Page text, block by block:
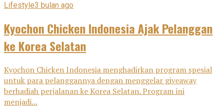
Lifestyle3 bulan ago
Kyochon Chicken Indonesia Ajak Pelanggan
ke Korea Selatan
Kyochon Chicken Indonesia menghadirkan program spesial
untuk para pelanggannya dengan menggelar giveaway
berhadiah perjalanan ke Korea Selatan. Program ini
menjadi...